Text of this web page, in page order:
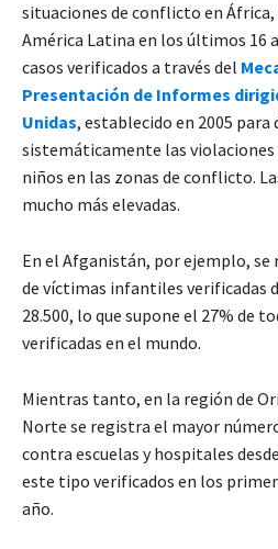
situaciones de conflicto en África,
América Latina en los últimos 16
casos verificados a través del
Presentación de Informes
Unidas, establecido en 2005
sistemáticamente las
niños en las zonas de conflicto.
mucho más elevadas.
En el Afganistán, por ejemplo,
de víctimas infantiles verificadas
28.500, lo que supone el 27% de
verificadas en el mundo.
Mientras tanto, en la región de
Norte se registra el mayor
contra escuelas y hospitales
este tipo verificados en los
año.